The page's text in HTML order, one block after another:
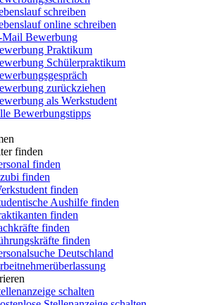
schreiben
online schreiben
Mail Bewerbung
Praktikum
Schülerpraktikum
zurückziehen
als Werkstudent
Bewerbungstipps
finden
finden
finden
finden
Aushilfe finden
finden
finden
finden
Deutschland
schalten